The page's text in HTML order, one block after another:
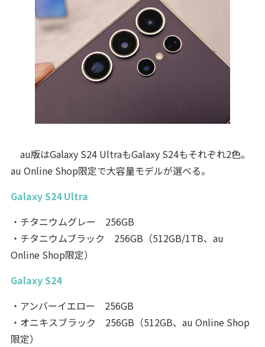
au版はGalaxy S24 UltraもGalaxy S24もそれぞれ2色。
au Online Shop限定で大容量モデルが選べる。
Galaxy S24 Ultra
・チタニウムグレー 256GB
・チタニウムブラック 256GB（512GB/1TB、au
Online Shop限定）
Galaxy S24
・アンバーイエロー 256GB
・オニキスブラック 256GB（512GB、au Online Shop
限定）